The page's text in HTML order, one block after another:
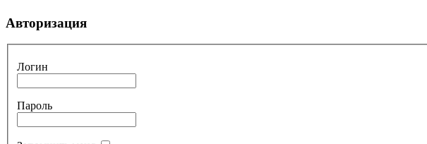
Авторизация
Логин
Пароль